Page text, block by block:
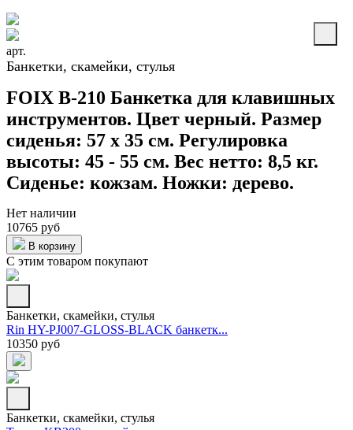
арт.
Банкетки, скамейки, стулья
FOIX B-210 Банкетка для клавишных
инструментов. Цвет черный. Размер
сиденья: 57 х 35 см. Регулировка
высоты: 45 - 55 см. Вес нетто: 8,5 кг.
Сиденье: кожзам. Ножки: дерево.
Нет наличии
10765 руб
В корзину
С этим товаром покупают
Банкетки, скамейки, стулья
Rin HY-PJ007-GLOSS-BLACK банкетк...
10350 руб
Банкетки, скамейки, стулья